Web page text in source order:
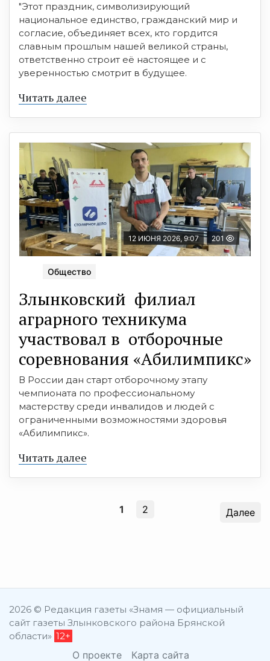
"Этот праздник, символизирующий
национальное единство, гражданский мир и
согласие, объединяет всех, кто гордится
славным прошлым нашей великой страны,
ответственно строит её настоящее и с
уверенностью смотрит в будущее.
Читать далее
12 ИЮНЯ 2026, 9:07 201
Общество
Злынковский филиал
аграрного техникума
участвовал в отборочные
соревнования «Абилимпикс»
В России дан старт отборочному этапу
чемпионата по профессиональному
мастерству среди инвалидов и людей с
ограниченными возможностями здоровья
«Абилимпикс».
Читать далее
1 2 Далее
2026 © Редакция газеты «Знамя — официальный
сайт газеты Злынковского района Брянской
области» 12+
О проекте Карта сайта